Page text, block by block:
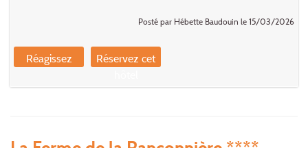
Posté par Hébette Baudouin le 15/03/2026
Réagissez
Réservez cet